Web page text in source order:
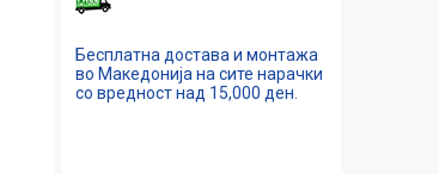
Бесплатна достава и монтажа
во Македонија на сите нарачки
со вредност над 15,000 ден.